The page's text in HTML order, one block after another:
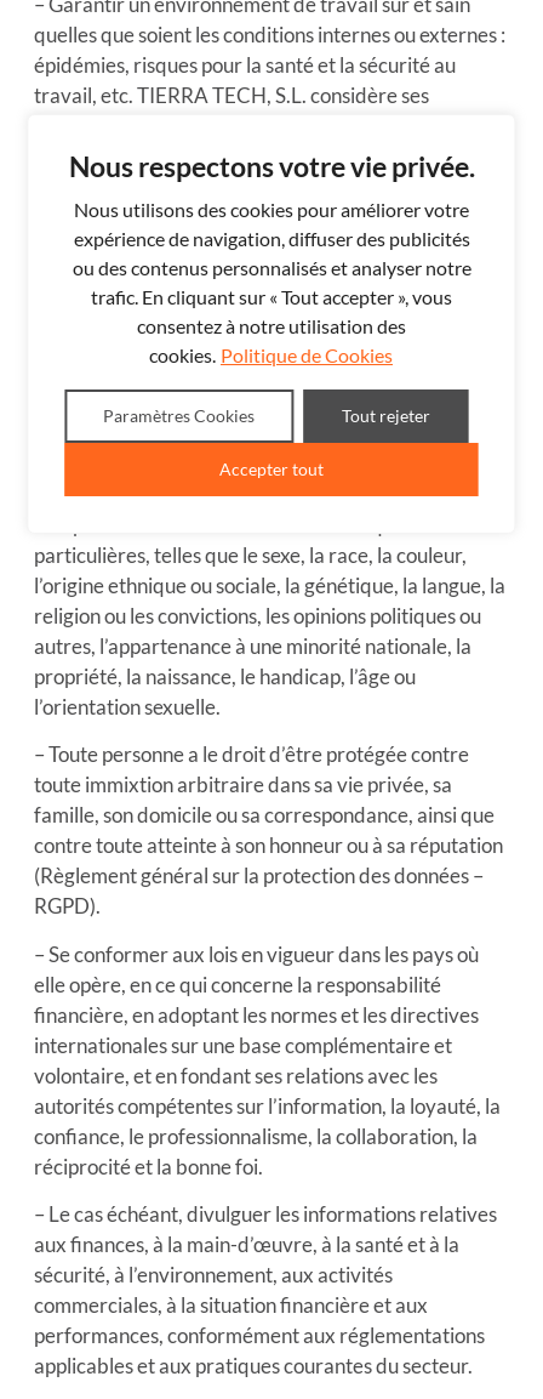
Nous respectons votre vie privée.
Nous utilisons des cookies pour améliorer votre
expérience de navigation, diffuser des publicités
ou des contenus personnalisés et analyser notre
trafic. En cliquant sur « Tout accepter », vous
consentez à notre utilisation des
cookies. Politique de Cookies
Paramètres Cookies Tout rejeter
Accepter tout
quelles que soient les conditions internes ou externes :
épidémies, risques pour la santé et la sécurité au
travail, etc. TIERRA TECH, S.L. considère ses
soin et offre un bon environnement de travail, en
favorisant leur développement professionnel, leur
formation et les mesures de conciliation, en favorisant
l’égalité des chances.
– Interdiction de tout traitement cruel ou inhumain, ou
de la menace d’un tel traitement, y compris le
harcèlement sexuel, l’abus sexuel, la punition
physique, la coercition mentale ou physique ou l’abus
verbal par tout membre de TIERRA TECH, S.L.
– La non-discrimination en tant que principe exigeant
l’égalité de traitement de toutes les personnes,
particulières, telles que le sexe, la race, la couleur,
l’origine ethnique ou sociale, la génétique, la langue, la
religion ou les convictions, les opinions politiques ou
autres, l’appartenance à une minorité nationale, la
propriété, la naissance, le handicap, l’âge ou
l’orientation sexuelle.
– Toute personne a le droit d’être protégée contre
toute immixtion arbitraire dans sa vie privée, sa
famille, son domicile ou sa correspondance, ainsi que
contre toute atteinte à son honneur ou à sa réputation
(Règlement général sur la protection des données –
RGPD).
– Se conformer aux lois en vigueur dans les pays où
elle opère, en ce qui concerne la responsabilité
financière, en adoptant les normes et les directives
internationales sur une base complémentaire et
volontaire, et en fondant ses relations avec les
autorités compétentes sur l’information, la loyauté, la
confiance, le professionnalisme, la collaboration, la
réciprocité et la bonne foi.
– Le cas échéant, divulguer les informations relatives
aux finances, à la main-d’œuvre, à la santé et à la
sécurité, à l’environnement, aux activités
commerciales, à la situation financière et aux
performances, conformément aux réglementations
applicables et aux pratiques courantes du secteur.